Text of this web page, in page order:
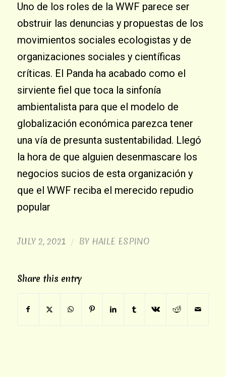
Uno de los roles de la WWF parece ser
obstruir las denuncias y propuestas de los
movimientos sociales ecologistas y de
organizaciones sociales y científicas
críticas. El Panda ha acabado como el
sirviente fiel que toca la sinfonía
ambientalista para que el modelo de
globalización económica parezca tener
una vía de presunta sustentabilidad. Llegó
la hora de que alguien desenmascare los
negocios sucios de esta organización y
que el WWF reciba el merecido repudio
popular
JULY 2, 2021 / BY HAILE ESPINO
Share this entry